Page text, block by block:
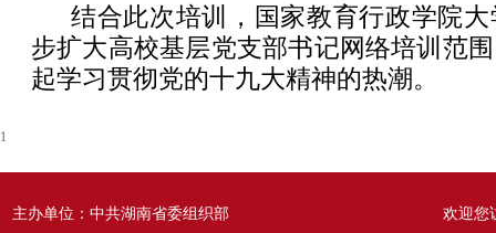
结合此次培训，国家教育行政学院
步扩大高校基层党支部书记网络培训范
起学习贯彻党的十九大精神的热潮。
1
主办单位：中共湖南省委组织部
欢迎您